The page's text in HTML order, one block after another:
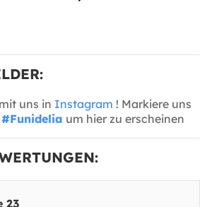
uns in Instagram ! Markiere uns
#Funidelia um hier zu erscheinen
23